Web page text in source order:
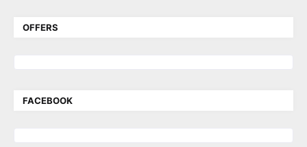
OFFERS
FACEBOOK